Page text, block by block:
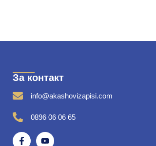
За контакт
info@akashovizapisi.com
0896 06 06 65